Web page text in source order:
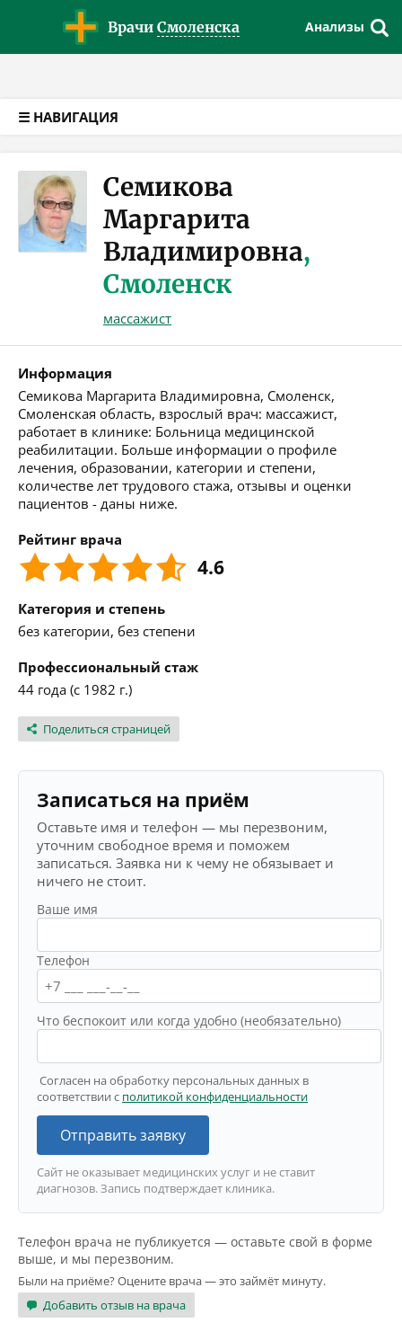
Врачи Смоленска Анализы
☰ НАВИГАЦИЯ
Семикова
Маргарита
Владимировна,
Смоленск
массажист
Информация
Семикова Маргарита Владимировна, Смоленск,
Смоленская область, взрослый врач: массажист,
работает в клинике: Больница медицинской
реабилитации. Больше информации о профиле
лечения, образовании, категории и степени,
количестве лет трудового стажа, отзывы и оценки
пациентов - даны ниже.
Рейтинг врача
4.6
Категория и степень
без категории, без степени
Профессиональный стаж
44 года (с 1982 г.)
Поделиться страницей
Записаться на приём
Оставьте имя и телефон — мы перезвоним,
уточним свободное время и поможем
записаться. Заявка ни к чему не обязывает и
ничего не стоит.
Ваше имя
Телефон
Что беспокоит или когда удобно (необязательно)
Согласен на обработку персональных данных в
соответствии с политикой конфиденциальности
Отправить заявку
Сайт не оказывает медицинских услуг и не ставит
диагнозов. Запись подтверждает клиника.
Телефон врача не публикуется — оставьте свой в форме
выше, и мы перезвоним.
Были на приёме? Оцените врача — это займёт минуту.
Добавить отзыв на врача